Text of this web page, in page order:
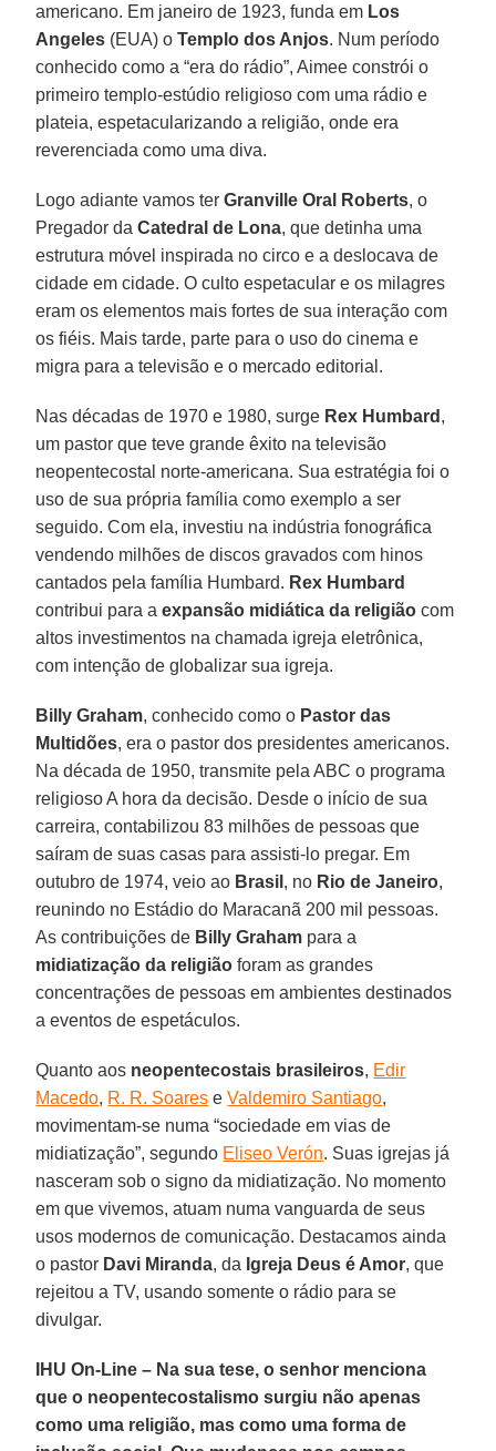
americano. Em janeiro de 1923, funda em Los
Angeles (EUA) oTemplo dos Anjos. Num período
conhecido como a “era do rádio”, Aimee constrói o
primeiro templo-estúdio religioso com uma rádio e
plateia, espetacularizando a religião, onde era
reverenciada como uma diva.
Logo adiante vamos terGranville Oral Roberts, o
Pregador daCatedral de Lona, que detinha uma
estrutura móvel inspirada no circo e a deslocava de
cidade em cidade. O culto espetacular e os milagres
eram os elementos mais fortes de sua interação com
os fiéis. Mais tarde, parte para o uso do cinema e
migra para a televisão e o mercado editorial.
Nas décadas de 1970 e 1980, surge Rex Humbard ,
um pastor que teve grande êxito na televisão
neopentecostal norte-americana. Sua estratégia foi o
uso de sua própria família como exemplo a ser
seguido. Com ela, investiu na indústria fonográfica
vendendo milhões de discos gravados com hinos
cantados pela família Humbard. Rex Humbard
contribui para aexpansão midiática da religião com
altos investimentos na chamada igreja eletrônica,
com intenção de globalizar sua igreja.
Billy Graham, conhecido como o Pastor das
Multidões, era o pastor dos presidentes americanos.
Na década de 1950, transmite pela ABC o programa
religioso A hora da decisão. Desde o início de sua
carreira, contabilizou 83 milhões de pessoas que
saíram de suas casas para assisti-lo pregar. Em
outubro de 1974, veio ao Brasil , no Rio de Janeiro,
reunindo no Estádio do Maracanã 200 mil pessoas.
As contribuições de Billy Graham para a
midiatização da religião foram as grandes
concentrações de pessoas em ambientes destinados
a eventos de espetáculos.
Quanto aos neopentecostais brasileiros, Edir
Macedo, R. R. Soares eValdemiro Santiago,
movimentam-se numa “sociedade em vias de
midiatização”, segundo Eliseo Verón. Suas igrejas já
nasceram sob o signo da midiatização. No momento
em que vivemos, atuam numa vanguarda de seus
usos modernos de comunicação. Destacamos ainda
o pastor Davi Miranda, da Igreja Deus é Amor, que
rejeitou a TV, usando somente o rádio para se
divulgar.
IHU On-Line – Na sua tese, o senhor menciona
que o neopentecostalismo surgiu não apenas
como uma religião, mas como uma forma de